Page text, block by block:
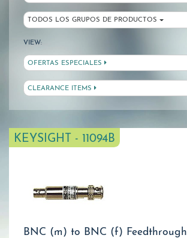
TODOS LOS GRUPOS DE PRODUCTOS
VIEW:
OFERTAS ESPECIALES
CLEARANCE ITEMS
KEYSIGHT - 11094B
BNC (m) to BNC (f) Feedthrough